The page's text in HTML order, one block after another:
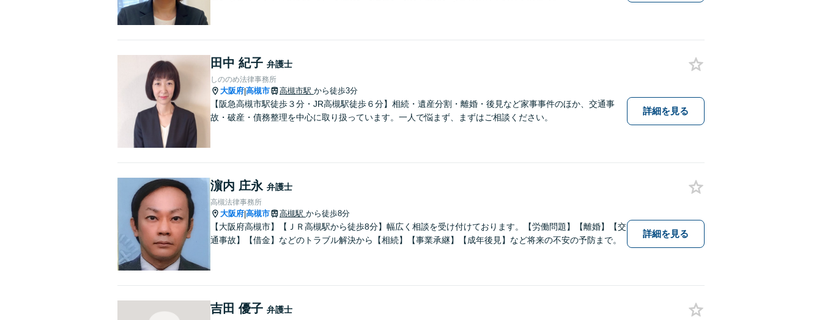
田中 紀子 弁護士
しののめ法律事務所
大阪府|高槻市 高槻市駅 から徒歩3分
【阪急高槻市駅徒歩３分・JR高槻駅徒歩６分】相続・遺産分割・離婚・後見など家事事件のほか、交通事
故・破産・債務整理を中心に取り扱っています。一人で悩まず、まずはご相談ください。
詳細を見る
濵内 庄永 弁護士
高槻法律事務所
大阪府|高槻市 高槻駅 から徒歩8分
【大阪府高槻市】【ＪＲ高槻駅から徒歩8分】幅広く相談を受け付けております。【労働問題】【離婚】【交
通事故】【借金】などのトラブル解決から【相続】【事業承継】【成年後見】など将来の不安の予防まで。
詳細を見る
吉田 優子 弁護士